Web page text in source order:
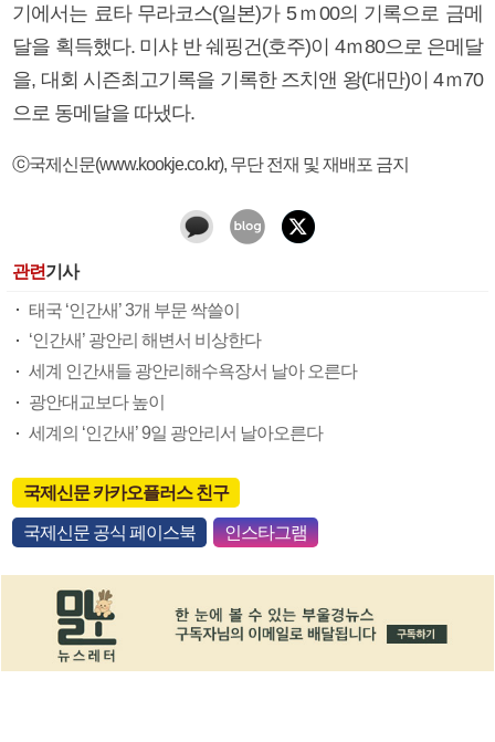
기에서는 료타 무라코스(일본)가 5ｍ00의 기록으로 금메
달을 획득했다. 미샤 반 쉐핑건(호주)이 4ｍ80으로 은메달
을, 대회 시즌최고기록을 기록한 즈치앤 왕(대만)이 4ｍ70
으로 동메달을 따냈다.
ⓒ국제신문(www.kookje.co.kr), 무단 전재 및 재배포 금지
관련기사
태국 ‘인간새’ 3개 부문 싹쓸이
‘인간새’ 광안리 해변서 비상한다
세계 인간새들 광안리해수욕장서 날아 오른다
광안대교보다 높이
세계의 ‘인간새’ 9일 광안리서 날아오른다
국제신문 카카오플러스 친구
국제신문 공식 페이스북 인스타그램